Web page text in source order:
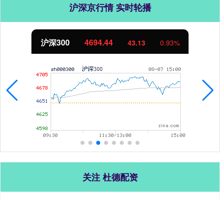
沪深京行情 实时轮播
北证50 1134.24 11.37 1.01%
关注 杜德配资